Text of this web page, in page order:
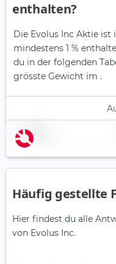
enthalten?
Die Evolus Inc Aktie ist
mindestens 1 %
du in der folgenden
grösste Gewicht im .
Name
Häufig gestellte
Hier findest du alle
von Evolus Inc.